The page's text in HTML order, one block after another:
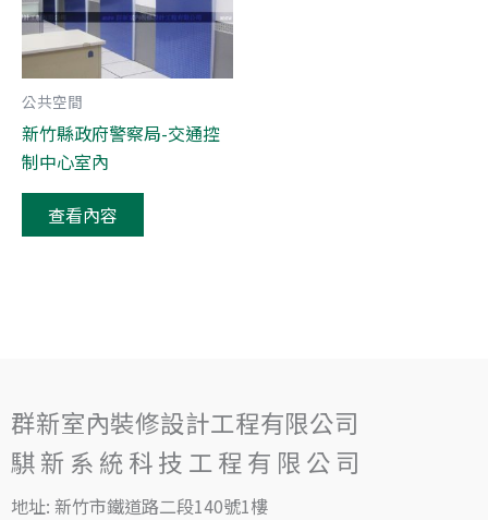
公共空間
新竹縣政府警察局-交通控
制中心室內
查看內容
群新室內裝修設計工程有限公司
騏新系統科技工程有限公司
地址: 新竹市鐵道路二段140號1樓